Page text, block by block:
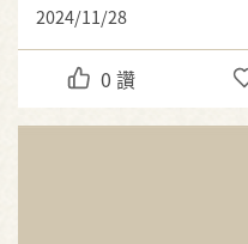
2024/11/28
0 讚